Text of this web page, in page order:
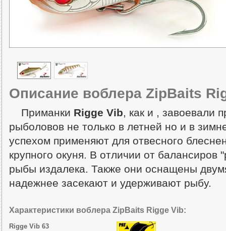
Описание воблера ZipBaits
Приманки Rigge Vib , как и , завоевали
рыболовов не только в летней но и в
успехом применяют для отвесного
крупного окуня. В отличии от балансиров
рыбы издалека. Также они оснащены
надежнее засекают и удерживают рыбу.
Характеристики воблера ZipBaits Rigge Vib:
Rigge Vib 63